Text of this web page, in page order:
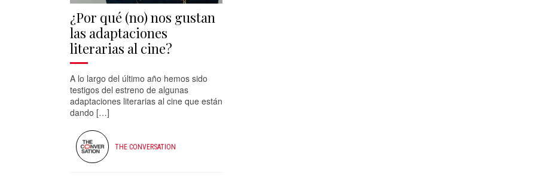
¿Por qué (no) nos gustan
las adaptaciones
literarias al cine?
A lo largo del último año hemos sido
testigos del estreno de algunas
adaptaciones literarias al cine que están
dando […]
THE CONVERSATION